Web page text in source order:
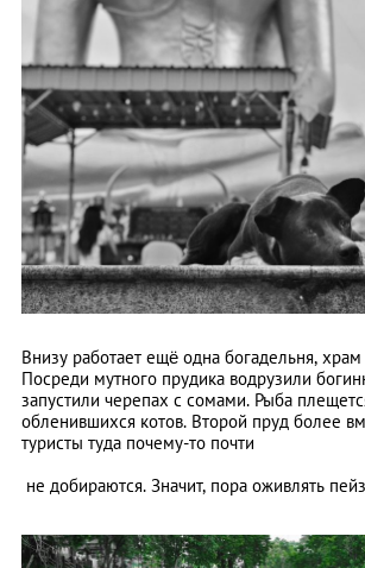
Внизу работает ещё одна богадельня,
Посреди мутного прудика водрузили
запустили черепах с сомами. Рыба
обленившихся котов. Второй пруд более
туристы туда почему-то почти
не добираются. Значит, пора оживлять